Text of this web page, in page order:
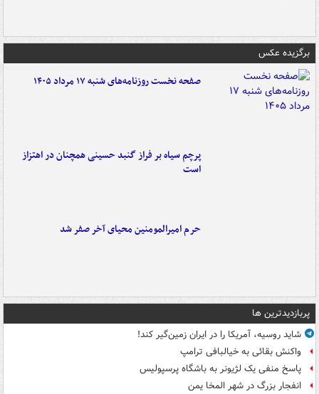
برگزیده عکس
صفحه نخست روزنامه‌های شنبه ۱۷ مرداد ۱۴۰۵
پرچم سیاه بر فراز گنبد حسینی همچنان در اهتزاز
است
حرم امیرالمومنین محیای آخر صفر شد
پربازدیدترین ها
شاید روسیه، آمریکا را در ایران زمین‌گیر کند!
واکنش بقائی به خیالبافی ترامپ
پاسخ منفی یک لژیونر به باشگاه پرسپولیس
انفجار بزرگ در شهر المخا یمن